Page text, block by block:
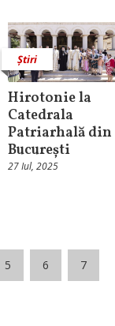
Știri
Hirotonie la
Catedrala
Patriarhală din
București
27 Iul, 2025
5 6 7